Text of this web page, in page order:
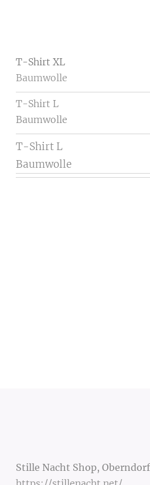
T-ShirtXL
Baumwolle
T-Shirt L
Baumwolle
T-Shirt L
Baumwolle
Stille Nacht Shop, Oberndorf